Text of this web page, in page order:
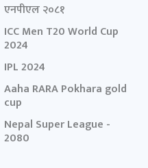
एनपीएल २०८१
ICC Men T20 World Cup
2024
IPL 2024
Aaha RARA Pokhara gold
cup
Nepal Super League -
2080